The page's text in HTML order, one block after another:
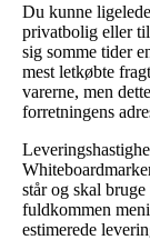
Du kunne
privatbolig eller til
sig somme tider
mest letkøbte
varerne, men
forretningens
står og skal
fuldkommen
estimerede